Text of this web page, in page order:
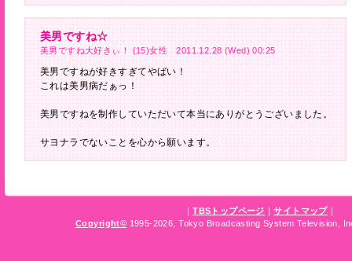
美男ですね☆
美男ですね大好きぃ！ (15)女性 2011.12.28 (Wed) 00:25
美男ですねが好きすぎてやばい！
これは美男病だぁっ！
美男ですねを制作していただいて本当にありがとうございました。
サヨナラでないことを心から願います。
｜TBSトップページ ｜サイトマップ｜
Copyright© 1995-2026, Tokyo Broadcasting System Television,